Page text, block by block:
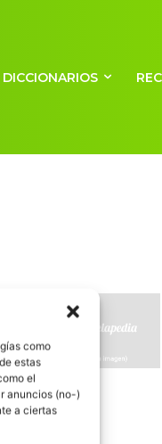
como
estas
el
anuncios (no-)
a ciertas
DICCIONARIOS